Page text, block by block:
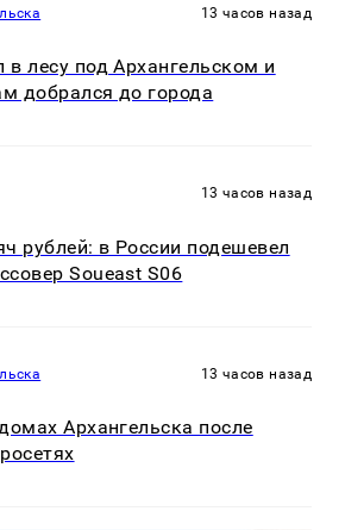
13 часов назад
лесу под Архангельском и
добрался до города
13 часов назад
рублей: в России подешевел
Soueast S06
13 часов назад
Архангельска после